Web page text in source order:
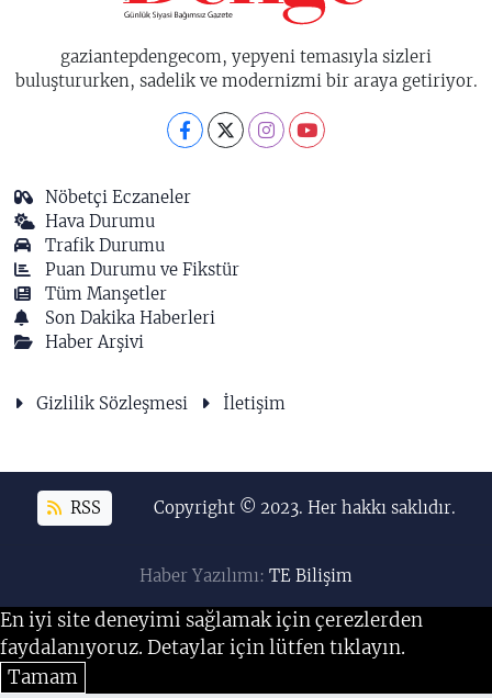
gaziantepdengecom, yepyeni temasıyla sizleri
buluştururken, sadelik ve modernizmi bir araya getiriyor.
Nöbetçi Eczaneler
Hava Durumu
Trafik Durumu
Puan Durumu ve Fikstür
Tüm Manşetler
Son Dakika Haberleri
Haber Arşivi
Gizlilik Sözleşmesi İletişim
RSS Copyright © 2023. Her hakkı saklıdır.
Haber Yazılımı: TE Bilişim
En iyi site deneyimi sağlamak için çerezlerden
faydalanıyoruz. Detaylar için lütfen tıklayın.
Tamam